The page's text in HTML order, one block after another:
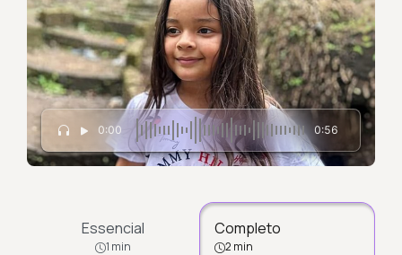
0:00 0:56
Essencial
1 min
Completo
2 min